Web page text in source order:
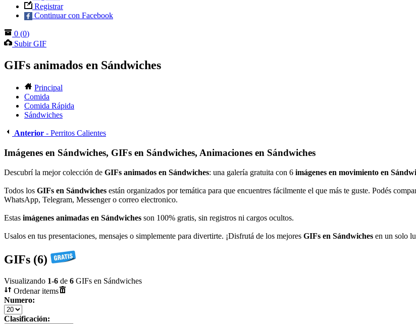
Registrar
Continuar con Facebook
0 (0)
Subir GIF
GIFs animados en Sándwiches
Principal
Comida
Comida Rápida
Sándwiches
Anterior - Perritos Calientes
Imágenes en Sándwiches, GIFs en Sándwiches, Animaciones en Sándwiches
Descubrí la mejor colección de GIFs animados en Sándwiches: una galería gratuita con 6 imágenes en movimiento en
Todos los GIFs en Sándwiches están organizados por temática para que encuentres fácilmente el que más te guste. Podés
WhatsApp, Telegram, Messenger o correo electronico.
Estas imágenes animadas en Sándwiches son 100% gratis, sin registros ni cargos ocultos.
Usalos en tus presentaciones, mensajes o simplemente para divertirte. ¡Disfrutá de los mejores GIFs en Sándwiches en un solo
GIFs (6)
Visualizando 1-6 de 6 GIFs en Sándwiches
Ordenar items
Numero:
Clasificación: